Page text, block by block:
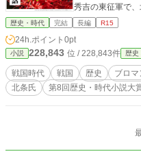
秀吉の東征軍で
勝、直江兼続、
ン、中編小説です
歴史・時代 完結 長編 R15
24h.ポイント 0pt
小説 228,843 位 / 228,843件 歴史
戦国時代 戦国 歴史 ブロマ
北条氏
第8回歴史・時代小説大